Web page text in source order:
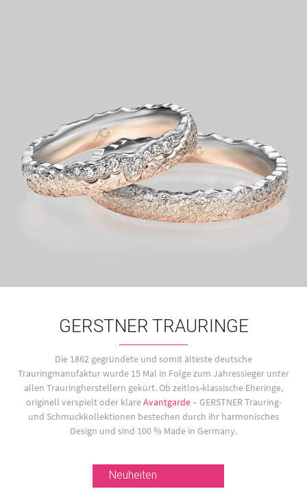
GERSTNER TRAURINGE
Die 1862 gegründete und somit älteste deutsche
Trauringmanufaktur wurde 15 Mal in Folge zum Jahressieger unter
allen Trauringherstellern gekürt. Ob zeitlos-klassische Eheringe,
originell verspielt oder klareAvantgarde– GERSTNER Trauring-
und Schmuckkollektionen bestechen durch ihr harmonisches
Design und sind 100 % Made in Germany.